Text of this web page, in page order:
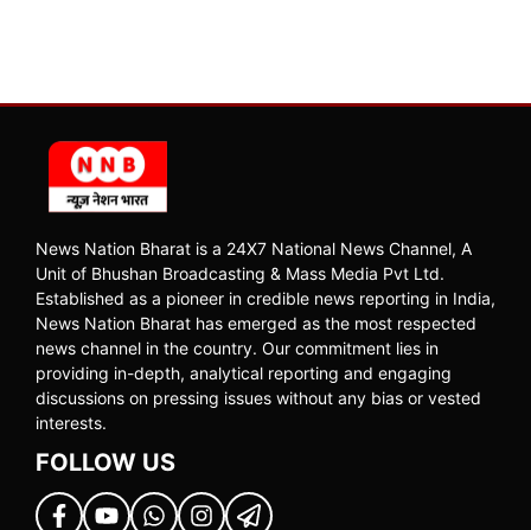
News Nation Bharat is a 24X7 National News Channel, A
Unit of Bhushan Broadcasting & Mass Media Pvt Ltd.
Established as a pioneer in credible news reporting in India,
News Nation Bharat has emerged as the most respected
news channel in the country. Our commitment lies in
providing in-depth, analytical reporting and engaging
discussions on pressing issues without any bias or vested
interests.
FOLLOW US